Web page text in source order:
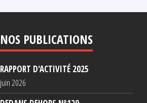
NOS PUBLICATIONS
RAPPORT D'ACTIVITÉ 2025
juin 2026